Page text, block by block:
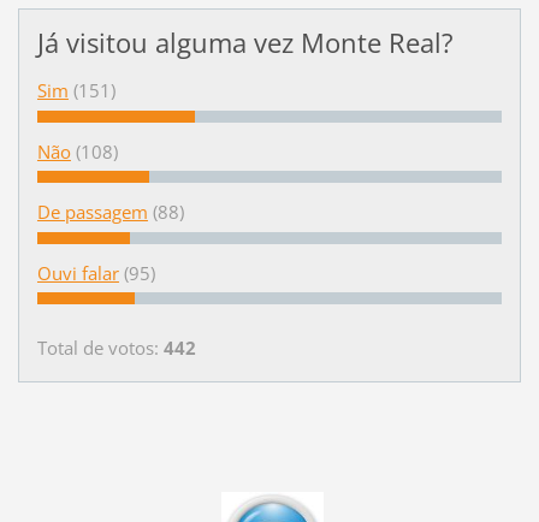
Já visitou alguma vez Monte Real?
Sim (151)
Não (108)
De passagem (88)
Ouvi falar (95)
Total de votos: 442